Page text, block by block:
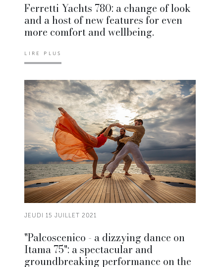
Ferretti Yachts 780: a change of look
and a host of new features for even
more comfort and wellbeing.
LIRE PLUS
JEUDI 15 JUILLET 2021
"Palcoscenico - a dizzying dance on
Itama 75": a spectacular and
groundbreaking performance on the